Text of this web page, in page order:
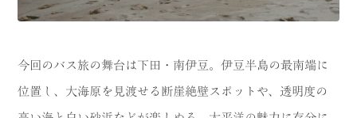
今回のバス旅の舞台は下田・南伊豆。伊豆半島の最南端に
位置し、大海原を見渡せる断崖絶壁スポットや、透明度の